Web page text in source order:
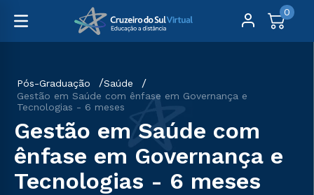
0
Pós-Graduação
Saúde
Gestão em Saúde com ênfase em Governança e
Tecnologias - 6 meses
Gestão em Saúde com
ênfase em Governança e
Tecnologias - 6 meses